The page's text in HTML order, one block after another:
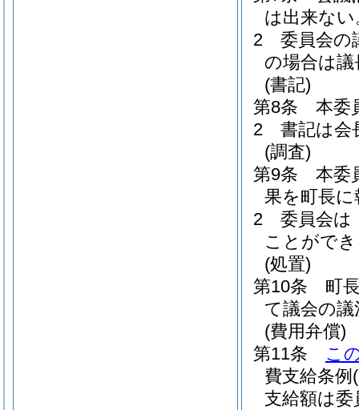
は出来ない
2
委員会の
の場合は
(書記)
第8条
本委
2
書記は会
(調査)
第9条
本委
果を町長
2
委員会は
ことがで
(処置)
第10条
町
て議会の
(費用弁償)
第11条
こ
費支給条例
支給額は